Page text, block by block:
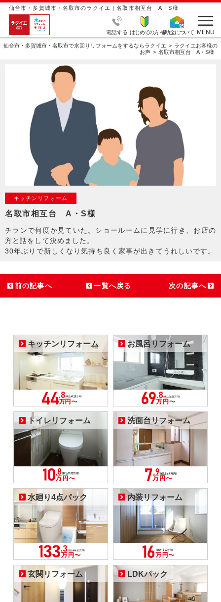
仙台市・多賀城市・名取市のラクイエ | 名取市相互台 A・S様
電話する はじめての方補助金について MENU
仙台市・多賀城市・名取市で水回りリフォームをするならラクイエ
ラクイエお客様の
お声
名取市相互台 A・S様
キッチンリフォーム
名取市相互台 A・S様
チランで何度か見ていた。ショールームに見学に行き、お店の
方と話をして決めました。
30年ぶりで新しくなり気持ち良く家事が出きてうれしいです。
前の記事へ 一覧へ戻る 次の記事へ
キッチンリフォーム お風呂リフォーム
トイレリフォーム 洗面台リフォーム
水廻り4点パック 内装リフォーム
玄関リフォーム LDKパック